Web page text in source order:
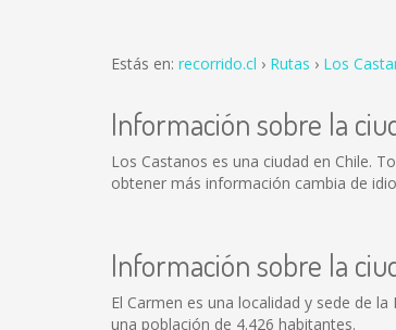
Estás en: recorrido.cl Rutas Los
Información sobre la
Los Castanos es una ciudad en Chile.
obtener más información cambia de
Información sobre la
El Carmen es una localidad y sede de
una población de 4.426 habitantes.